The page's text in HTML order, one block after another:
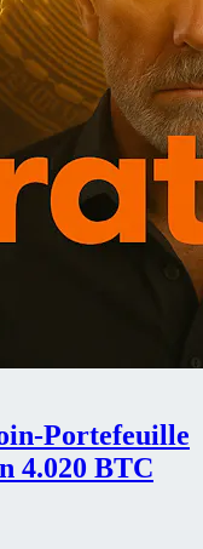
Portefeuille
4.020 BTC